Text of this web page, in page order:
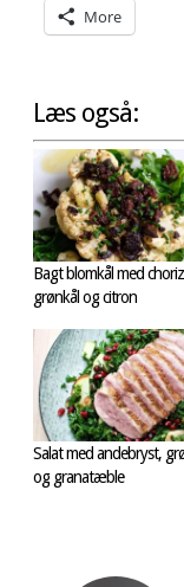
More
Læs også:
Bagt blomkål med
grønkål og citron
Salat med andebryst,
og granatæble